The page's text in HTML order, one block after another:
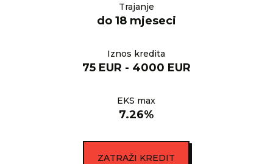
Trajanje
do 18 mjeseci
Iznos kredita
75 EUR - 4000 EUR
EKS max
7.26%
ZATRAŽI KREDIT